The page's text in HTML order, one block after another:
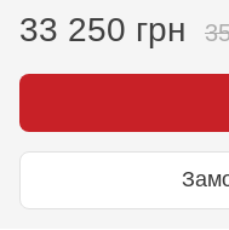
33 250 грн